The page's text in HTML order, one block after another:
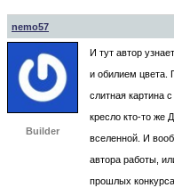
nemo57
Builder
И тут автор
и обилием цвета.
слитная картина
кресло кто-то же
вселенной. И
автора работы,
прошлых